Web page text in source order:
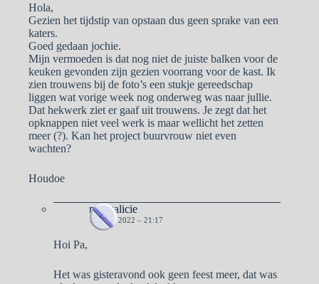
Hola,
Gezien het tijdstip van opstaan dus geen sprake van een
katers.
Goed gedaan jochie.
Mijn vermoeden is dat nog niet de juiste balken voor de
keuken gevonden zijn gezien voorrang voor de kast. Ik
zien trouwens bij de foto’s een stukje gereedschap
liggen wat vorige week nog onderweg was naar jullie.
Dat hekwerk ziet er gaaf uit trouwens. Je zegt dat het
opknappen niet veel werk is maar wellicht het zetten
meer (?). Kan het project buurvrouw niet even
wachten?
Houdoe
naargalicie
18 JULI 2022 – 21:17
Hoi Pa,
Het was gisteravond ook geen feest meer, dat was